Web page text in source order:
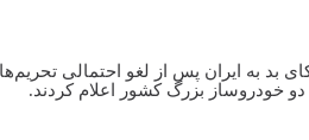
به ایران پس از لغو احتمالی تحریم‌ها